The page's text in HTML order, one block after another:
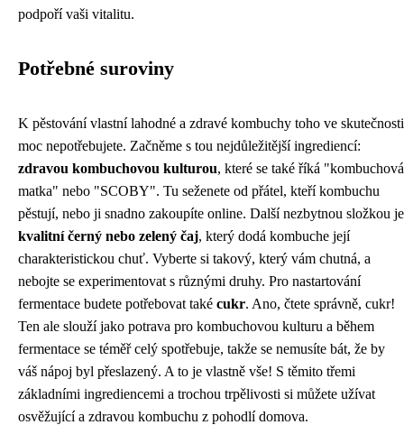
podpoří vaši vitalitu.
Potřebné suroviny
K pěstování vlastní lahodné a zdravé kombuchy toho ve skutečnosti
moc nepotřebujete. Začněme s tou nejdůležitější ingrediencí:
zdravou kombuchovou kulturou, které se také říká "kombuchová
matka" nebo "SCOBY". Tu seženete od přátel, kteří kombuchu
pěstují, nebo ji snadno zakoupíte online. Další nezbytnou složkou je
kvalitní černý nebo zelený čaj, který dodá kombuche její
charakteristickou chuť. Vyberte si takový, který vám chutná, a
nebojte se experimentovat s různými druhy. Pro nastartování
fermentace budete potřebovat také cukr. Ano, čtete správně, cukr!
Ten ale slouží jako potrava pro kombuchovou kulturu a během
fermentace se téměř celý spotřebuje, takže se nemusíte bát, že by
váš nápoj byl přeslazený. A to je vlastně vše! S těmito třemi
základními ingrediencemi a trochou trpělivosti si můžete užívat
osvěžující a zdravou kombuchu z pohodlí domova.